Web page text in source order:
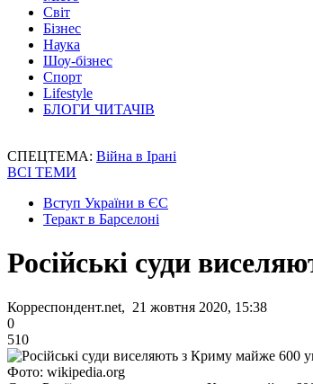
Світ
Бізнес
Наука
Шоу-бізнес
Спорт
Lifestyle
БЛОГИ ЧИТАЧІВ
СПЕЦТЕМА: Війна в Ірані
ВСІ ТЕМИ
Вступ України в ЄС
Теракт в Барселоні
Російські суди
Корреспондент.net, 21 жовтня 2020, 15:38
0
510
Фото: wikipedia.org